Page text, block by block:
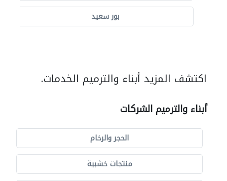
بور سعيد
اكتشف المزيد أبناء والترميم الخدمات.
أبناء والترميم الشركات
الحجر والرخام
منتجات خشبية